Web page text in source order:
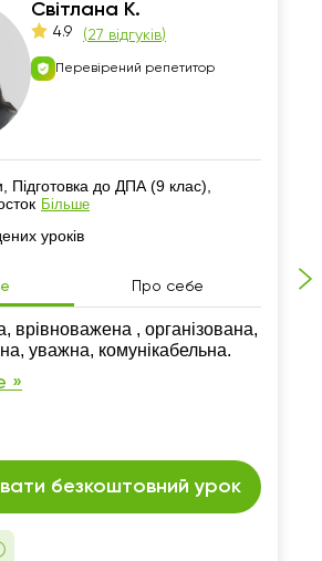
Світлана К.
4.9 (27 відгуків)
Перевірений репетитор
Підготовка до ДПА (9 клас),
Більше
уроків
Про себе
уважна, комунікабельна.
»
безкоштовний урок